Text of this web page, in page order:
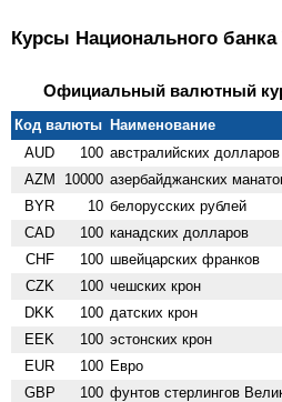
Курсы Национального
Официальный валютный
Код валюты Наименование
AUD
100 австралийских долларов
AZM 10000 азербайджанских
BYR 10 белорусских рублей
CAD 100 канадских долларов
CHF 100 швейцарских франков
CZK 100 чешских крон
DKK 100 датских крон
EEK 100 эстонских крон
EUR 100 Евро
GBP 100 фунтов стерлингов